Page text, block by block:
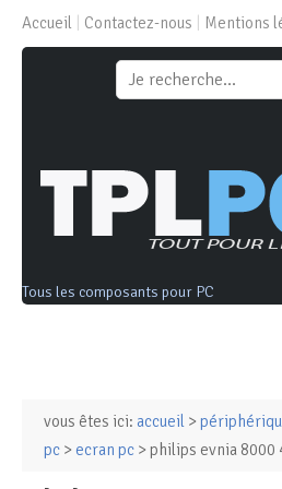
Accueil Contactez-nous Mentions
Tous les composants pour PC
Ordinateurs &
vous êtes ici: accueil >
pc > ecran pc > philips evnia 8000